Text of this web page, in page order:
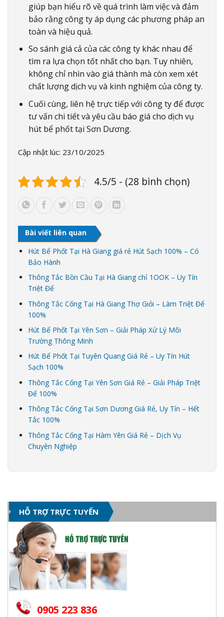
giúp bạn hiểu rõ về quá trình làm việc và đảm
bảo rằng công ty áp dụng các phương pháp an
toàn và hiệu quả.
So sánh giá cả của các công ty khác nhau để
tìm ra lựa chọn tốt nhất cho bạn. Tuy nhiên,
không chỉ nhìn vào giá thành mà còn xem xét
chất lượng dịch vụ và kinh nghiệm của công ty.
Cuối cùng, liên hệ trực tiếp với công ty để được
tư vấn chi tiết và yêu cầu báo giá cho dịch vụ
hút bể phốt tại Sơn Dương.
Cập nhật lúc: 23/10/2025
4.5/5 - (28 bình chọn)
Bài viết liên quan
Hút Bể Phốt Tại Hà Giang giá rẻ Hút Sạch 100% – Có
Bảo Hành
Thông Tắc Bồn Cầu Tại Hà Giang chỉ 1OOK – Uy Tín
Triệt Để
Thông Tắc Cống Tại Hà Giang Thợ Giỏi – Làm Triệt Để
100%
Hút Bể Phốt Tại Yên Sơn – Giải Pháp Xử Lý Môi
Trường Thông Minh
Hút Bể Phốt Tại Tuyên Quang Giá Rẻ – Uy Tín Hút
Sạch 100%
Thông Tắc Cống Tại Yên Sơn Giá Rẻ – Giải Pháp Triệt
Để 100%
Thông Tắc Cống Tại Sơn Dương Giá Rẻ, Uy Tín – Hết
Tắc 100%
Thông Tắc Cống Tại Hàm Yên Giá Rẻ – Dịch Vụ
Chuyên Nghiệp
HỖ TRỢ TRỰC TUYẾN
0905 223 836